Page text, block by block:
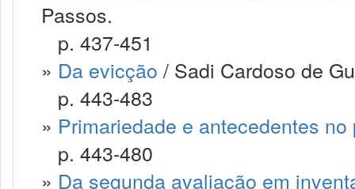
Passos.
p. 437-451
» Da evicção / Sadi Cardoso de
p. 443-483
» Primariedade e antecedentes
p. 443-480
» Da segunda avaliação em